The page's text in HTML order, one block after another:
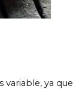
variable, ya